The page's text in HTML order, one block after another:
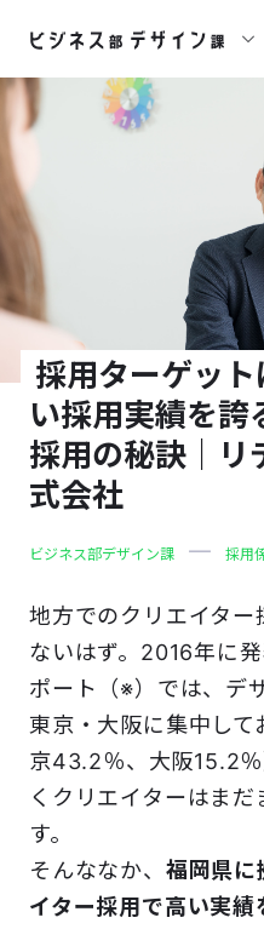
採用ターゲット
い採用実績を誇
採用の秘訣｜リ
式会社
ビジネス部デザイン課 採用
地方でのクリエイター
ないはず。2016年に
ポート（※）では、デ
東京・大阪に集中し
京43.2％、大阪15.2
くクリエイターはま
す。
そんななか、 福岡県に
イター採用で高い実績